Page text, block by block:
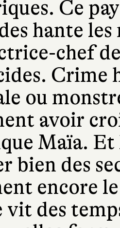
Ce
hante
chef
Crime
ou
avoir
Maïa. Et
bien des
encore
vit des